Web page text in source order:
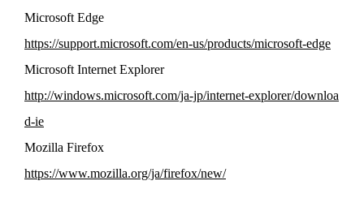
Microsoft Edge
https://support.microsoft.com/en-us/products/microsoft-edge
Microsoft Internet Explorer
http://windows.microsoft.com/ja-jp/internet-explorer/downloa
d-ie
Mozilla Firefox
https://www.mozilla.org/ja/firefox/new/